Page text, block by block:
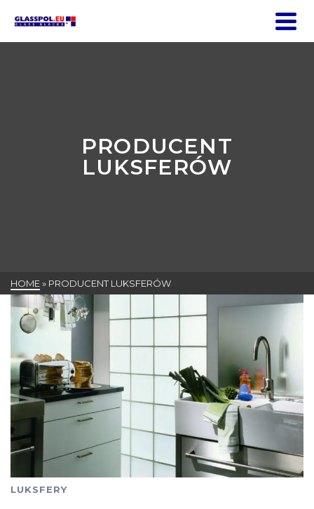
PRODUCENT
LUKSFERÓW
HOME» PRODUCENT LUKSFERÓW
LUKSFERY